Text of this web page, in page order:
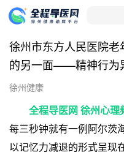
徐州市东方人民医院
的另一面——精神行为
徐州健康
全程导医网 徐州心理
每三秒钟就有一例阿尔茨
以记忆力减退的形式呈现